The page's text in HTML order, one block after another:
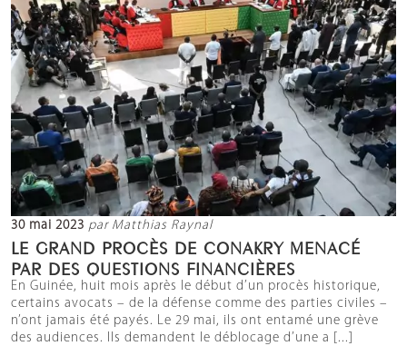
30 mai 2023 par Matthias Raynal
LE GRAND PROCÈS DE CONAKRY MENACÉ
PAR DES QUESTIONS FINANCIÈRES
En Guinée, huit mois après le début d’un procès historique,
certains avocats – de la défense comme des parties civiles –
n’ont jamais été payés. Le 29 mai, ils ont entamé une grève
des audiences. Ils demandent le déblocage d’une a [...]